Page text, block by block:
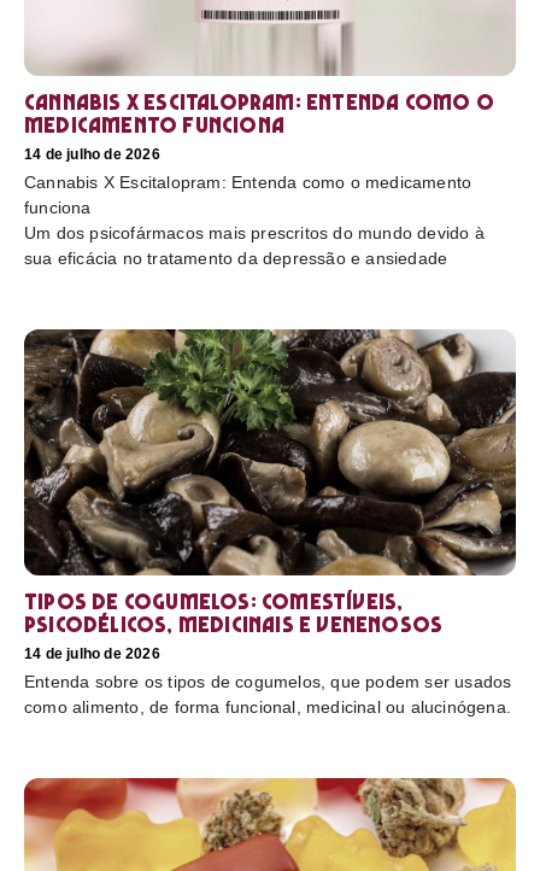
Cannabis X Escitalopram: Entenda como o
medicamento funciona
14 de julho de 2026
Cannabis X Escitalopram: Entenda como o medicamento
funciona
Um dos psicofármacos mais prescritos do mundo devido à
sua eficácia no tratamento da depressão e ansiedade
Tipos de cogumelos: comestíveis,
psicodélicos, medicinais e venenosos
14 de julho de 2026
Entenda sobre os tipos de cogumelos, que podem ser usados
como alimento, de forma funcional, medicinal ou alucinógena.